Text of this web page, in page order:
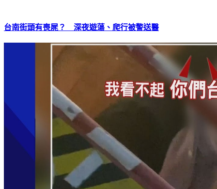
台南街頭有喪屍？ 深夜遊蕩、爬行被警送醫